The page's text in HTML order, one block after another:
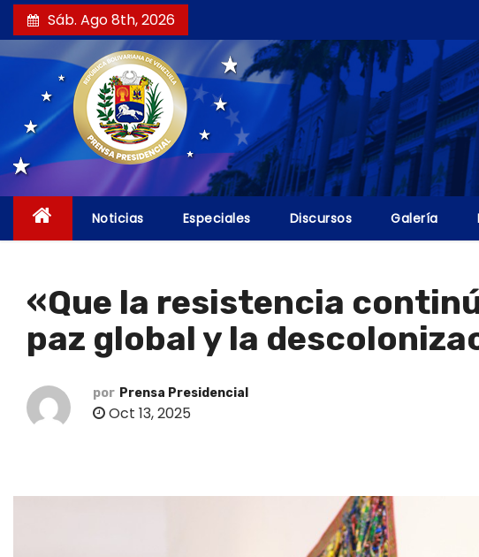
a
l
Sáb. Ago 8th, 2026
Noticias Especiales Discursos Galería
«Que la resistencia
paz global y la
por Prensa Presidencial
Oct 13, 2025